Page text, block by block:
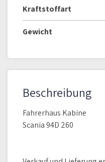
Kraftstoffart
Gewicht
Beschreibung
Fahrerhaus Kabine
Scania 94D 260